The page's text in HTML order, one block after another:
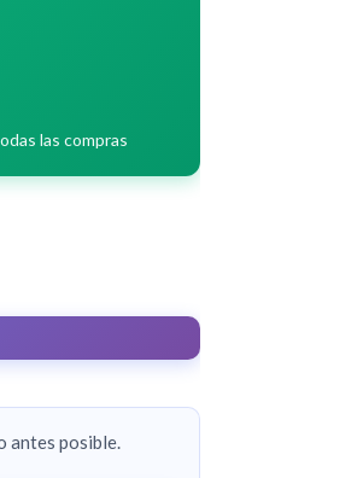
las compras
antes posible.